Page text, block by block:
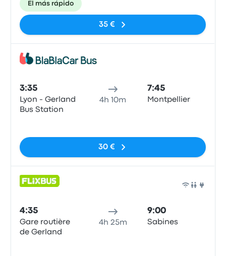
El más rápido
35 €
3:35
Lyon - Gerland
Bus Station
4h 10m
7:45
Montpellier
30 €
4:35
Gare routière
de Gerland
4h 25m
9:00
Sabines